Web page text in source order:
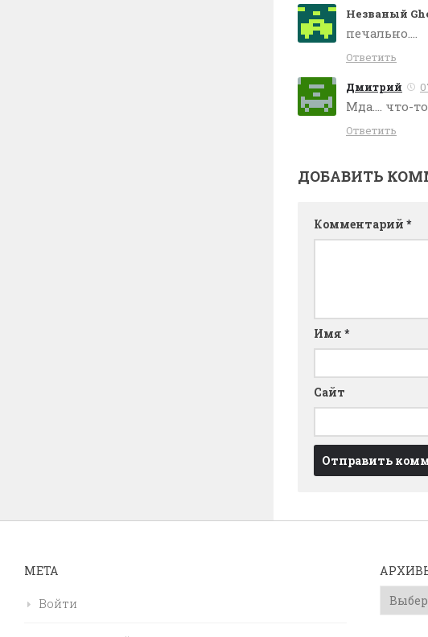
Незваный
печально….
Ответить
Дмитрий
Мда…. что-
Ответить
ДОБАВИТЬ
Комментарий *
Имя *
Сайт
МЕТА
Войти
Архивы